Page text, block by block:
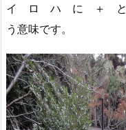
イ ロ ハ に ＋ と分
う意味です。